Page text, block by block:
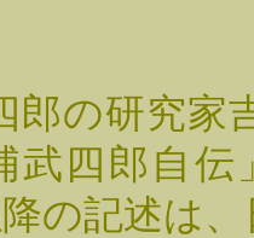
郎の研究家
武四郎自
の記述は